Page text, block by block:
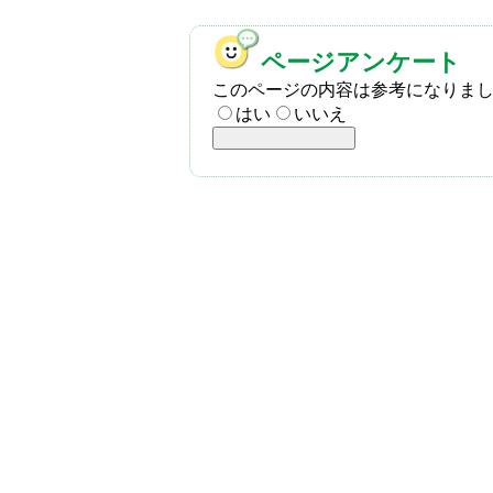
ページアンケート
このページの内容は参考になりま
はい
いいえ